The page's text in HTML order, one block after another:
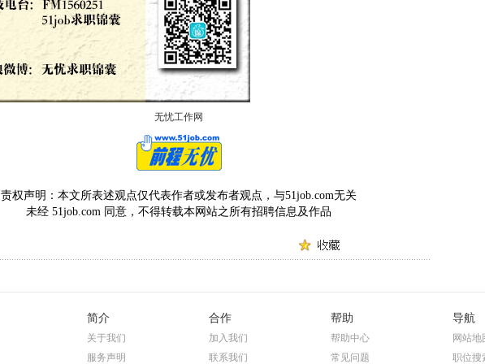
无忧工作网
责权声明：本文所表述观点仅代表作者或发布者观点，与51job.com无关
未经 51job.com 同意，不得转载本网站之所有招聘信息及作品
简介
关于我们
服务声明
合作
加入我们
联系我们
帮助
帮助中心
常见问题
导航
网站地
职位搜